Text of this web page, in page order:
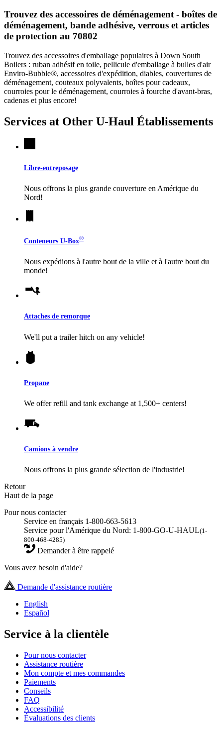
Trouvez des accessoires de déménagement - boîtes de
déménagement, bande adhésive, verrous et articles
de protection au 70802
Trouvez des accessoires d'emballage populaires à Down South
Boilers : ruban adhésif en toile, pellicule d'emballage à bulles d'air
Enviro-Bubble®, accessoires d'expédition, diables, couvertures de
déménagement, couteaux polyvalents, boîtes pour cadeaux,
courroies pour le déménagement, courroies à fourche d'avant-bras,
cadenas et plus encore!
Services at Other U-Haul Établissements
Libre-entreposage
Nous offrons la plus grande couverture en Amérique du
Nord!
Conteneurs U-Box®
Nous expédions à l'autre bout de la ville et à l'autre bout du
monde!
Attaches de remorque
We'll put a trailer hitch on any vehicle!
Propane
We offer refill and tank exchange at 1,500+ centers!
Camions à vendre
Nous offrons la plus grande sélection de l'industrie!
Retour
Haut de la page
Pour nous contacter
Service en français 1-800-663-5613
Service pour l'Amérique du Nord: 1-800-GO-U-HAUL(1-
800-468-4285)
Demander à être rappelé
Vous avez besoin d'aide?
Demande d'assistance routière
English
Español
Service à la clientèle
Pour nous contacter
Assistance routière
Mon compte et mes commandes
Paiements
Conseils
FAQ
Accessibilité
Évaluations des clients